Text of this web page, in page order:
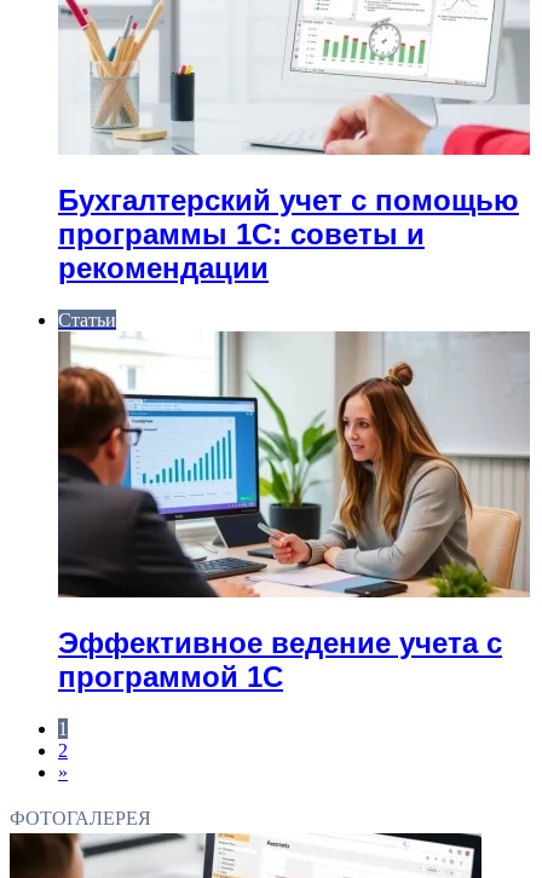
Бухгалтерский учет с помощью
программы 1С: советы и
рекомендации
Статьи
Эффективное ведение учета с
программой 1С
1
2
»
ФОТОГАЛЕРЕЯ